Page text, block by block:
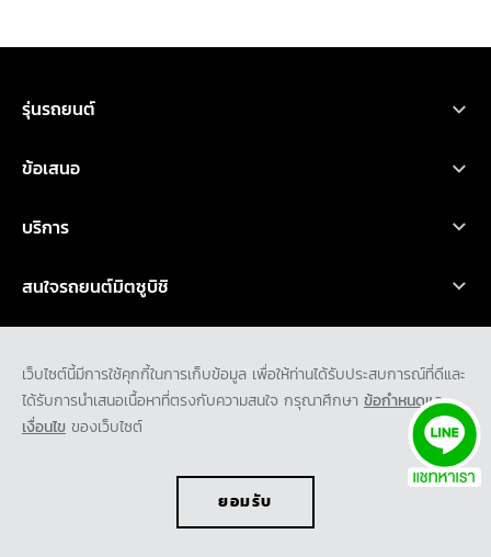
เว็บไซต์นี้มีการใช้คุกกี้ในการเก็บข้อมูล เพื่อให้ท่านได้รับประสบการณ์ที่ดีและ
ได้รับการนำเสนอเนื้อหาที่ตรงกับความสนใจ กรุณาศึกษา ข้อกำหนดและ
เงื่อนไข ของเว็บไซต์
ยอมรับ
รุ่นรถยนต์
ไทรทัน
เอ็กซ์แพนเดอร์ เอชอีวี ใหม่
เอ็กซ์แพนเดอร์ ครอส เอชอีวี ใหม่
ปาเจโร สปอร์ต
แอททราจ
ข้อเสนอ
อุปกรณ์ตกแต่ง
บริการ
ตรวจสอบ/ปรับปรุงคุณภาพ
สนใจรถยนต์มิตซูบิชิ
ทดลองขับ
ค้นหาผู้จำหน่าย
ดาวน์โหลดโบรชัวร์
ข่าวสารล่าสุด
กิจกรรมการตลาด
กิจกรรมเพื่อสังคม และ มูลนิธิ มิตซูบิชิ มอเตอร์ส ประเทศไทย
เกี่ยวกับเรา
ความเป็นมาของมิตซูบิชิ